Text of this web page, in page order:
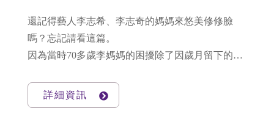
還記得藝人李志希、李志奇的媽媽來悠美修修臉
嗎？忘記請看這篇。
因為當時70多歲李媽媽的困擾除了因歲月留下的痕
心引力部段下垂，導致很容易用眼一下就疲累。
詳細資訊